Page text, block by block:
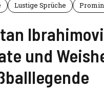
Lustige Sprüche
und